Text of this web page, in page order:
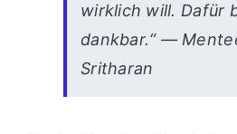
wirklich will. Dafür
dankbar.“ —
Sritharan